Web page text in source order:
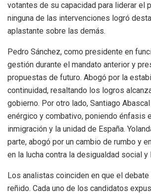
votantes de su capacidad para liderar el
ninguna de las intervenciones logró
aplastante sobre las demás.
Pedro Sánchez, como presidente en
gestión durante el mandato anterior y
propuestas de futuro. Abogó por la
continuidad, resaltando los logros
gobierno. Por otro lado, Santiago
enérgico y combativo, poniendo énfasis
inmigración y la unidad de España.
parte, abogó por un cambio de rumbo y
en la lucha contra la desigualdad social y
Los analistas coinciden en que el
reñido. Cada uno de los candidatos